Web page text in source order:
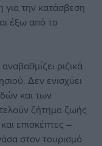
για την κατάσβεση
έξω από το
ριζικά
Δεν ενισχύει
και των
ζήτημα ζωής
επισκέπτες –
στον τουρισμό